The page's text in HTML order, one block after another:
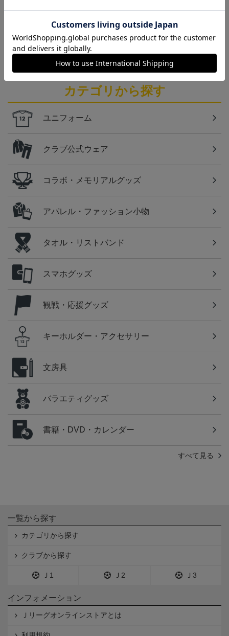
仙台
ベガルタ仙台のスクール生向けのグッズを取り扱い
しております！
カテゴリから探す
ユニフォーム
クラブ公式ウェア
コラボ・メモリアルグッズ
アパレル・ファッション小物
タオル・リストバンド
スマホグッズ
観戦・応援グッズ
キーホルダー・アクセサリー
文房具
バラエティグッズ
書籍・DVD・カレンダー
すべて見る
一覧から探す
カテゴリから探す
クラブから探す
Ｊ1 Ｊ2 Ｊ3
インフォメーション
Ｊリーグオンラインストアとは